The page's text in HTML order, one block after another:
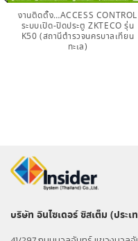
งานติดตั้ง…ACCESS CONTROL
ระบบเปิด-ปิดประตู ZKTECO รุ่น
K50 (สถานีตำรวจนครบาลเทียน
ทะเล)
บริษัท อินไซเดอร์ ซิสเต็ม (ประเ